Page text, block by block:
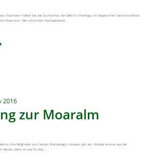
Traunstein hatten bei der Zuchtschau der Sektion Chiemgau im Bayerischen Dachshundklub
Nase vorn. Den schönsten Rauhaardackel...
2016
zur Moaralm
ihre Mitglieder zum letzten Wandertag in diesem Jahr ein. Wieder einmal war der
Heulen, denn es war für den...